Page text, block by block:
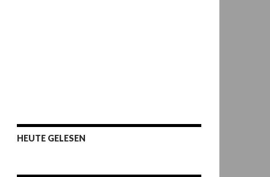
HEUTE GELESEN